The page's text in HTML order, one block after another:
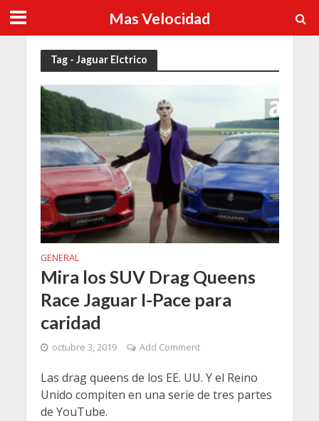
Mas Velocidad
Tag - Jaguar Elctrico
GENERAL
Mira los SUV Drag Queens
Race Jaguar I-Pace para
caridad
octubre 3, 2019 Add Comment
Las drag queens de los EE. UU. Y el Reino
Unido compiten en una serie de tres partes
de YouTube.